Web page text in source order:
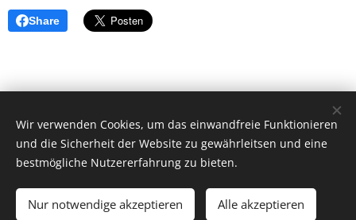
Share
Elisabeth Wieden
0660 7671510
Impressum, AGB´s, Datenschutz & Cookie-Richtlinien
Wir verwenden Cookies, um das einwandfreie Funktionieren
und die Sicherheit der Website zu gewährleitsen und eine
bestmögliche Nutzererfahrung zu bieten.
Nur notwendige akzeptieren Alle akzeptieren